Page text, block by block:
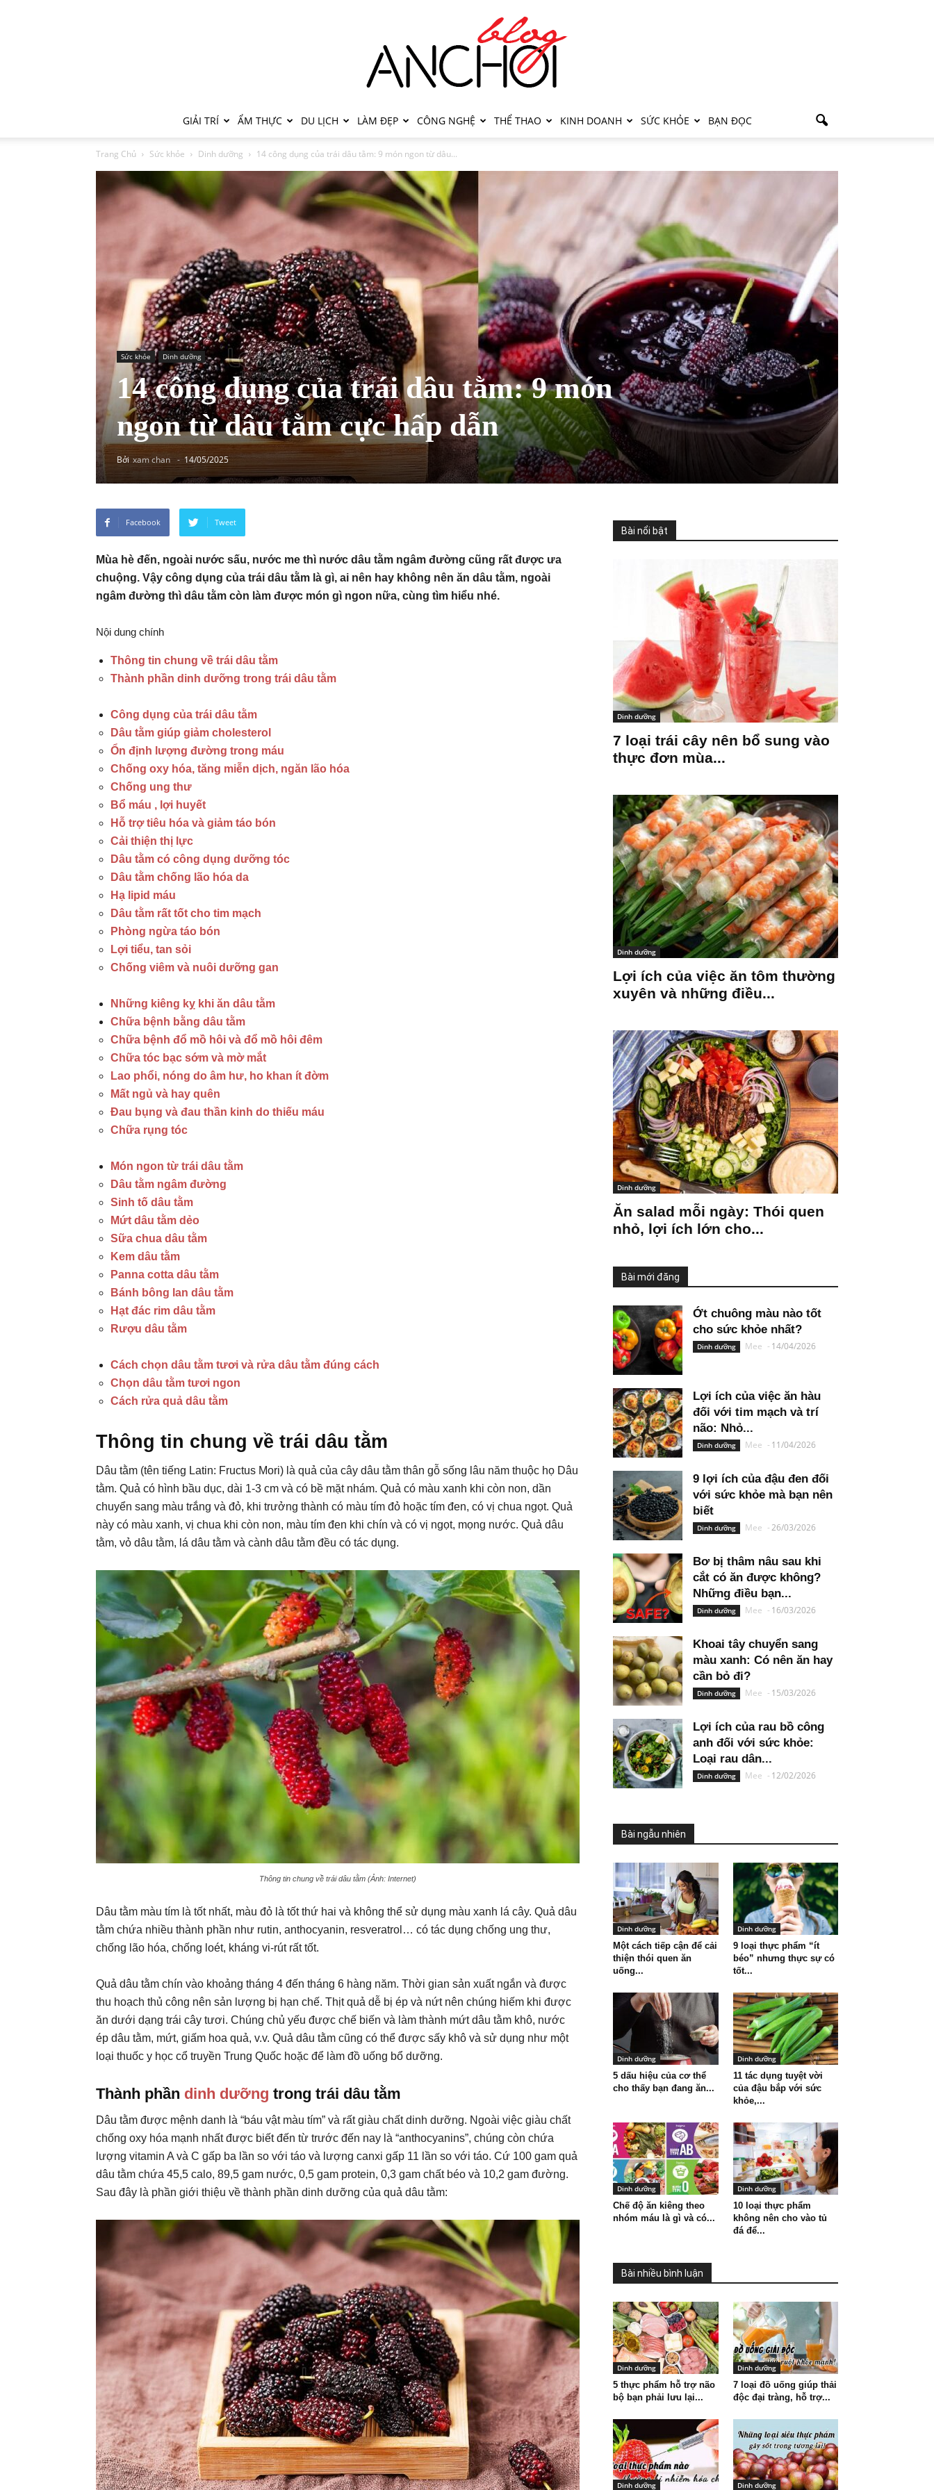
GIẢI TRÍ ẨM THỰC DU LỊCH LÀM ĐẸP CÔNG NGHỆ THỂ THAO KINH DOANH SỨC KHỎE BẠN ĐỌC
Trang Chủ Sức khỏe Dinh dưỡng 14 công dụng của trái dâu tằm: 9 món ngon từ dâu...
Sức khỏe Dinh dưỡng
14 công dụng của trái dâu tằm: 9 món
ngon từ dâu tằm cực hấp dẫn
Bởixam chan - 14/05/2025
Facebook Tweet
Mùa hè đến, ngoài nước sấu, nước me thì nước dâu tằm ngâm đường cũng rất được ưa
chuộng. Vậy công dụng của trái dâu tằm là gì, ai nên hay không nên ăn dâu tằm, ngoài
ngâm đường thì dâu tằm còn làm được món gì ngon nữa, cùng tìm hiểu nhé.
Nội dung chính
Thông tin chung về trái dâu tằm
Thành phần dinh dưỡng trong trái dâu tằm
Công dụng của trái dâu tằm
Dâu tằm giúp giảm cholesterol
Ổn định lượng đường trong máu
Chống oxy hóa, tăng miễn dịch, ngăn lão hóa
Chống ung thư
Bổ máu , lợi huyết
Hỗ trợ tiêu hóa và giảm táo bón
Cải thiện thị lực
Dâu tằm có công dụng dưỡng tóc
Dâu tằm chống lão hóa da
Hạ lipid máu
Dâu tằm rất tốt cho tim mạch
Phòng ngừa táo bón
Lợi tiểu, tan sỏi
Chống viêm và nuôi dưỡng gan
Những kiêng kỵ khi ăn dâu tằm
Chữa bệnh bằng dâu tằm
Chữa bệnh đổ mồ hôi và đổ mồ hôi đêm
Chữa tóc bạc sớm và mờ mắt
Lao phổi, nóng do âm hư, ho khan ít đờm
Mất ngủ và hay quên
Đau bụng và đau thần kinh do thiếu máu
Chữa rụng tóc
Món ngon từ trái dâu tằm
Dâu tằm ngâm đường
Sinh tố dâu tằm
Mứt dâu tằm dẻo
Sữa chua dâu tằm
Kem dâu tằm
Panna cotta dâu tằm
Bánh bông lan dâu tằm
Hạt đác rim dâu tằm
Rượu dâu tằm
Cách chọn dâu tằm tươi và rửa dâu tằm đúng cách
Chọn dâu tằm tươi ngon
Cách rửa quả dâu tằm
Thông tin chung về trái dâu tằm
Dâu tằm (tên tiếng Latin: Fructus Mori) là quả của cây dâu tằm thân gỗ sống lâu năm thuộc họ Dâu
tằm. Quả có hình bầu dục, dài 1-3 cm và có bề mặt nhám. Quả có màu xanh khi còn non, dần
chuyển sang màu trắng và đỏ, khi trưởng thành có màu tím đỏ hoặc tím đen, có vị chua ngọt. Quả
này có màu xanh, vị chua khi còn non, màu tím đen khi chín và có vị ngọt, mọng nước. Quả dâu
tằm, vỏ dâu tằm, lá dâu tằm và cành dâu tằm đều có tác dụng.
Thông tin chung về trái dâu tằm (Ảnh: Internet)
Dâu tằm màu tím là tốt nhất, màu đỏ là tốt thứ hai và không thể sử dụng màu xanh lá cây. Quả dâu
tằm chứa nhiều thành phần như rutin, anthocyanin, resveratrol… có tác dụng chống ung thư,
chống lão hóa, chống loét, kháng vi-rút rất tốt.
Quả dâu tằm chín vào khoảng tháng 4 đến tháng 6 hàng năm. Thời gian sản xuất ngắn và được
thu hoạch thủ công nên sản lượng bị hạn chế. Thịt quả dễ bị ép và nứt nên chúng hiếm khi được
ăn dưới dạng trái cây tươi. Chúng chủ yếu được chế biến và làm thành mứt dâu tằm khô, nước
ép dâu tằm, mứt, giấm hoa quả, v.v. Quả dâu tằm cũng có thể được sấy khô và sử dụng như một
loại thuốc y học cổ truyền Trung Quốc hoặc để làm đồ uống bổ dưỡng.
Thành phần dinh dưỡng trong trái dâu tằm
Dâu tằm được mệnh danh là “báu vật màu tím” và rất giàu chất dinh dưỡng. Ngoài việc giàu chất
chống oxy hóa mạnh nhất được biết đến từ trước đến nay là “anthocyanins”, chúng còn chứa
lượng vitamin A và C gấp ba lần so với táo và lượng canxi gấp 11 lần so với táo. Cứ 100 gam quả
dâu tằm chứa 45,5 calo, 89,5 gam nước, 0,5 gam protein, 0,3 gam chất béo và 10,2 gam đường.
Sau đây là phần giới thiệu về thành phần dinh dưỡng của quả dâu tằm:
Bài nổi bật
Dinh dưỡng
7 loại trái cây nên bổ sung vào
thực đơn mùa...
Dinh dưỡng
Lợi ích của việc ăn tôm thường
xuyên và những điều...
Dinh dưỡng
Ăn salad mỗi ngày: Thói quen
nhỏ, lợi ích lớn cho...
Bài mới đăng
Ớt chuông màu nào tốt
cho sức khỏe nhất?
Dinh dưỡng Mee - 14/04/2026
Lợi ích của việc ăn hàu
đối với tim mạch và trí
não: Nhỏ...
Dinh dưỡng Mee - 11/04/2026
9 lợi ích của đậu đen đối
với sức khỏe mà bạn nên
biết
Dinh dưỡng Mee -26/03/2026
Bơ bị thâm nâu sau khi
cắt có ăn được không?
Những điều bạn...
Dinh dưỡng Mee - 16/03/2026
Khoai tây chuyển sang
màu xanh: Có nên ăn hay
cần bỏ đi?
Dinh dưỡng Mee - 15/03/2026
Lợi ích của rau bồ công
anh đối với sức khỏe:
Loại rau dân...
Dinh dưỡng Mee - 12/02/2026
Bài ngẫu nhiên
Dinh dưỡng
Một cách tiếp cận để cải
thiện thói quen ăn
uống...
Dinh dưỡng
9 loại thực phẩm “ít
béo” nhưng thực sự có
tốt...
Dinh dưỡng
5 dấu hiệu của cơ thể
cho thấy bạn đang ăn...
Dinh dưỡng
11 tác dụng tuyệt vời
của đậu bắp với sức
khỏe,...
Dinh dưỡng
Chế độ ăn kiêng theo
nhóm máu là gì và có...
Dinh dưỡng
10 loại thực phẩm
không nên cho vào tủ
đá để...
Bài nhiều bình luận
Dinh dưỡng
5 thực phẩm hỗ trợ não
bộ bạn phải lưu lại...
Dinh dưỡng
7 loại đồ uống giúp thải
độc đại tràng, hỗ trợ...
Dinh dưỡng Dinh dưỡng